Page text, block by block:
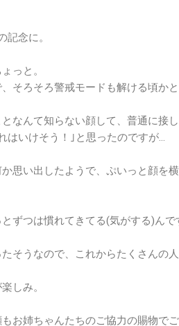
記念に。
っと。
そろそろ警戒モードも解ける頃かと
なんて知らない顔して、普通に接
はいけそう！｣と思ったのですが…
思い出したようで、ぷいっと顔を
ずつは慣れてきてる(気がする)んで
そうなので、これからたくさんの
しみ。
お姉ちゃんたちのご協力の賜物でご